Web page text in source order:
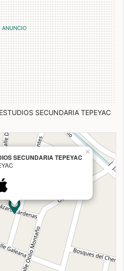
SECUNDARIA TEPEYAC
SECUNDARIA TEPEYAC
×